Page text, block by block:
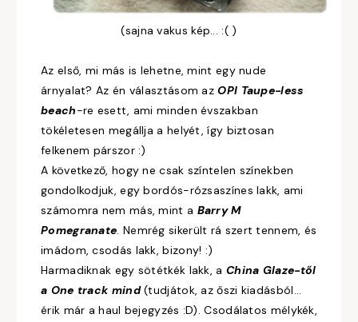
(sajna vakus kép... :( )
Az első, mi más is lehetne, mint egy nude
árnyalat? Az én választásom azOPI Taupe-less
beach-re esett, ami minden évszakban
tökéletesen megállja a helyét, így biztosan
felkenem párszor :)
A következő, hogy ne csak színtelen színekben
gondolkodjuk, egy bordós-rózsaszínes lakk, ami
számomra nem más, mint a Barry M
Pomegranate. Nemrég sikerült rá szert tennem, és
imádom, csodás lakk, bizony! :)
Harmadiknak egy sötétkék lakk, a China Glaze-től
a One track mind(tudjátok, az őszi kiadásból...
érik már a haul bejegyzés :D). Csodálatos mélykék,